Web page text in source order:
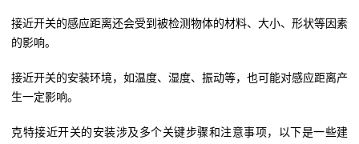
接近开关的感应距离还会受到被检测物体的材料、大小、形状等因素
的影响。
接近开关的安装环境，如温度、湿度、振动等，也可能对感应距离产
生一定影响。
克特接近开关的安装涉及多个关键步骤和注意事项，以下是一些建